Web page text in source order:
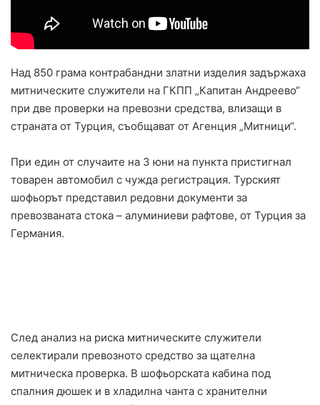
Над 850 грама контрабандни златни изделия задържаха
митническите служители на ГКПП „Капитан Андреево“
при две проверки на превозни средства, влизащи в
страната от Турция, съобщават от Агенция „Митници“.
При един от случаите на 3 юни на пункта пристигнал
товарен автомобил с чужда регистрация. Турският
шофьорът представил редовни документи за
превозваната стока – алуминиеви рафтове, от Турция за
Германия.
След анализ на риска митническите служители
селектирали превозното средство за щателна
митническа проверка. В шофьорската кабина под
спалния дюшек и в хладилна чанта с хранителни